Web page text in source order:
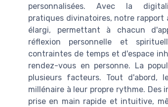
personnalisées. Avec la
pratiques divinatoires, notre rapport
élargi, permettant à chacun
réflexion personnelle et
contraintes de temps et d'espace
rendez-vous en personne. La
plusieurs facteurs. Tout d'abord,
millénaire à leur propre rythme.
prise en main rapide et intuitive,